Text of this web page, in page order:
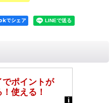
でシェア